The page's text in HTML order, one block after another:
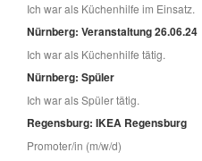
Ich war als Küchenhilfe im Einsatz.
Nürnberg: Veranstaltung 26.06.24
Ich war als Küchenhilfe tätig.
Nürnberg: Spüler
Ich war als Spüler tätig.
Regensburg: IKEA Regensburg
Promoter/in (m/w/d)